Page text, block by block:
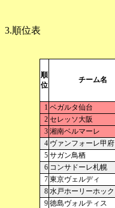
3.順位表
順
位
チーム名
1 ベガルタ仙台
2 セレッソ大阪
3 湘南ベルマーレ
4 ヴァンフォーレ甲府
5 サガン鳥栖
6 コンサドーレ札幌
7 東京ヴェルディ
8 水戸ホーリーホック
9 徳島ヴォルティス